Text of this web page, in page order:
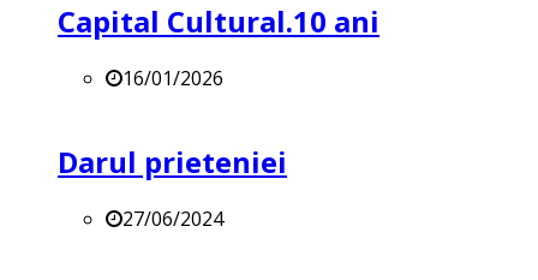
Capital Cultural.10 ani
16/01/2026
Darul prieteniei
27/06/2024